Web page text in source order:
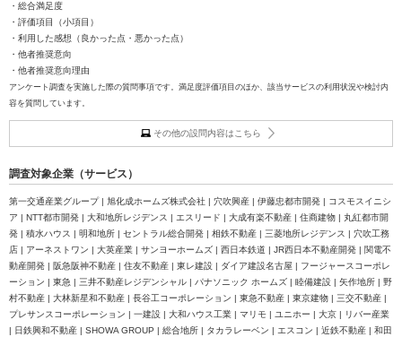
・総合満足度
・評価項目（小項目）
・利用した感想（良かった点・悪かった点）
・他者推奨意向
・他者推奨意向理由
アンケート調査を実施した際の質問事項です。満足度評価項目のほか、該当サービスの利用状況や検討内
容を質問しています。
その他の設問内容はこちら
調査対象企業（サービス）
第一交通産業グループ | 旭化成ホームズ株式会社 | 穴吹興産 | 伊藤忠都市開発 | コスモスイニシ
ア | NTT都市開発 | 大和地所レジデンス | エスリード | 大成有楽不動産 | 住商建物 | 丸紅都市開
発 | 積水ハウス | 明和地所 | セントラル総合開発 | 相鉄不動産 | 三菱地所レジデンス | 穴吹工務
店 | アーネストワン | 大英産業 | サンヨーホームズ | 西日本鉄道 | JR西日本不動産開発 | 関電不
動産開発 | 阪急阪神不動産 | 住友不動産 | 東レ建設 | ダイア建設名古屋 | フージャースコーポレ
ーション | 東急 | 三井不動産レジデンシャル | パナソニック ホームズ | 睦備建設 | 矢作地所 | 野
村不動産 | 大林新星和不動産 | 長谷工コーポレーション | 東急不動産 | 東京建物 | 三交不動産 |
プレサンスコーポレーション | 一建設 | 大和ハウス工業 | マリモ | ユニホー | 大京 | リバー産業
| 日鉄興和不動産 | SHOWA GROUP | 総合地所 | タカラレーベン | エスコン | 近鉄不動産 | 和田